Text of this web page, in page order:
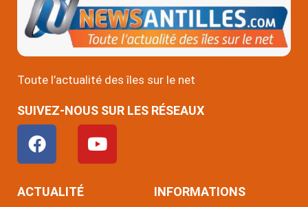
Toute l’actualité des îles sur le net
SUIVEZ-NOUS SUR LES RÉSEAUX
F
a
c
e
Y
o
u
ACTUALITÉ INFORMATIONS